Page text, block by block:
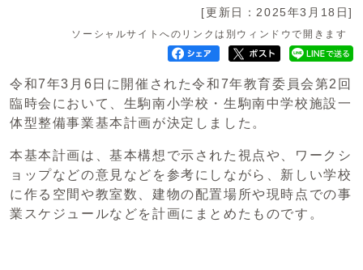
[更新日：2025年3月18日]
ソーシャルサイトへのリンクは別ウィンドウで開きます
令和7年3月6日に開催された令和7年教育委員会第2回
臨時会において、生駒南小学校・生駒南中学校施設一
体型整備事業基本計画が決定しました。
本基本計画は、基本構想で示された視点や、ワークシ
ョップなどの意見などを参考にしながら、新しい学校
に作る空間や教室数、建物の配置場所や現時点での事
業スケジュールなどを計画にまとめたものです。